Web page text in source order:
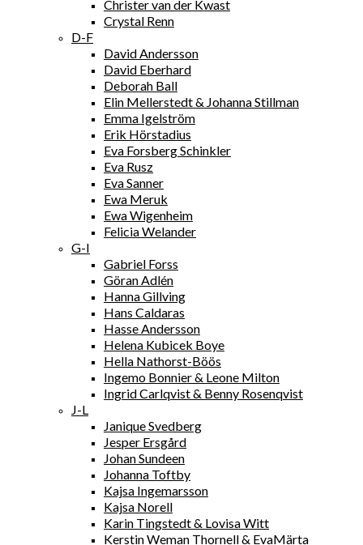
Christer van der Kwast
Crystal Renn
D-F
David Andersson
David Eberhard
Deborah Ball
Elin Mellerstedt & Johanna Stillman
Emma Igelström
Erik Hörstadius
Eva Forsberg Schinkler
Eva Rusz
Eva Sanner
Ewa Meruk
Ewa Wigenheim
Felicia Welander
G-I
Gabriel Forss
Göran Adlén
Hanna Gillving
Hans Caldaras
Hasse Andersson
Helena Kubicek Boye
Hella Nathorst-Böös
Ingemo Bonnier & Leone Milton
Ingrid Carlqvist & Benny Rosenqvist
J-L
Janique Svedberg
Jesper Ersgård
Johan Sundeen
Johanna Toftby
Kajsa Ingemarsson
Kajsa Norell
Karin Tingstedt & Lovisa Witt
Kerstin Weman Thornell & EvaMärta